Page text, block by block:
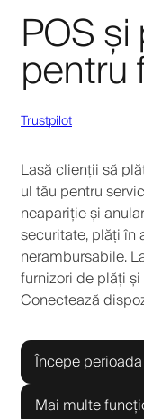
POS
pentru
Trustpilot
Lasă clienții să
ul tău pentru
neapariție și
securitate, plăți în
nerambursabile.
furnizori de plăți
Conectează
Începe
Mai multe